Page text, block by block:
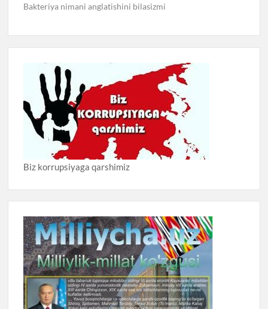
Bakteriya nimani anglatishini bilasizmi
Biz korrupsiyaga qarshimiz